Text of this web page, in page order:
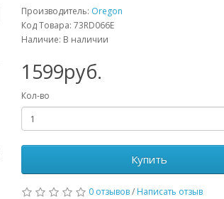
Производитель: Oregon
Код Товара: 73RD066E
Наличие: В наличии
1599руб.
Кол-во
Купить
0 отзывов/ Написать отзыв